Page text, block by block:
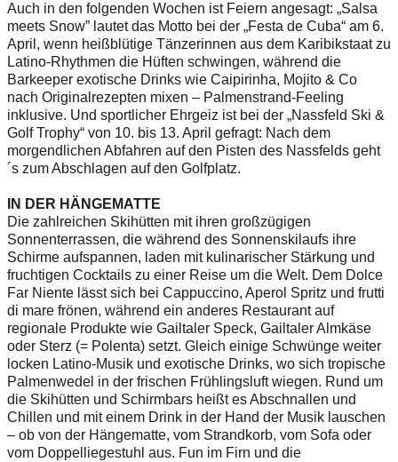
Auch in den folgenden Wochen ist Feiern angesagt: „Salsa
meets Snow” lautet das Motto bei der „Festa de Cuba“ am 6.
April, wenn heißblütige Tänzerinnen aus dem Karibikstaat zu
Latino-Rhythmen die Hüften schwingen, während die
Barkeeper exotische Drinks wie Caipirinha, Mojito & Co
nach Originalrezepten mixen – Palmenstrand-Feeling
inklusive. Und sportlicher Ehrgeiz ist bei der „Nassfeld Ski &
Golf Trophy“ von 10. bis 13. April gefragt: Nach dem
morgendlichen Abfahren auf den Pisten des Nassfelds geht
´s zum Abschlagen auf den Golfplatz.
IN DER HÄNGEMATTE
Die zahlreichen Skihütten mit ihren großzügigen
Sonnenterrassen, die während des Sonnenskilaufs ihre
Schirme aufspannen, laden mit kulinarischer Stärkung und
fruchtigen Cocktails zu einer Reise um die Welt. Dem Dolce
Far Niente lässt sich bei Cappuccino, Aperol Spritz und frutti
di mare frönen, während ein anderes Restaurant auf
regionale Produkte wie Gailtaler Speck, Gailtaler Almkäse
oder Sterz (= Polenta) setzt. Gleich einige Schwünge weiter
locken Latino-Musik und exotische Drinks, wo sich tropische
Palmenwedel in der frischen Frühlingsluft wiegen. Rund um
die Skihütten und Schirmbars heißt es Abschnallen und
Chillen und mit einem Drink in der Hand der Musik lauschen
– ob von der Hängematte, vom Strandkorb, vom Sofa oder
vom Doppelliegestuhl aus. Fun im Firn und die